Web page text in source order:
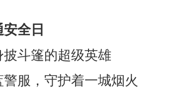
全日
披斗篷的超级英雄
服，守护着一城烟火